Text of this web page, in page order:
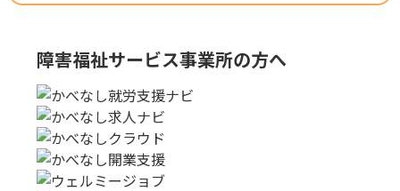
障害福祉サービス事業所の方へ